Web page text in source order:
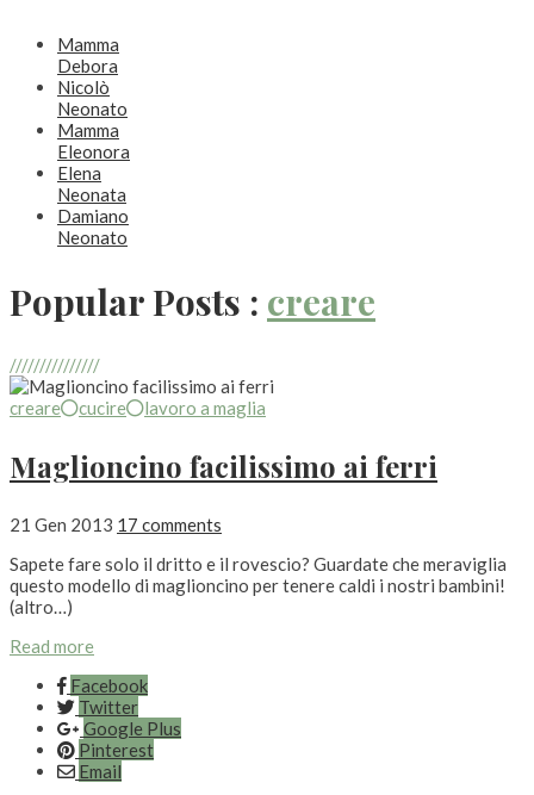
Mamma
Debora
Nicolò
Neonato
Mamma
Eleonora
Elena
Neonata
Damiano
Neonato
Popular Posts : creare
///////////////
creare
cucire lavoro a maglia
Maglioncino facilissimo ai ferri
21 Gen 2013 17 comments
Sapete fare solo il dritto e il rovescio? Guardate che meraviglia
questo modello di maglioncino per tenere caldi i nostri bambini!
(altro…)
Read more
Facebook
Twitter
Google Plus
Pinterest
Email